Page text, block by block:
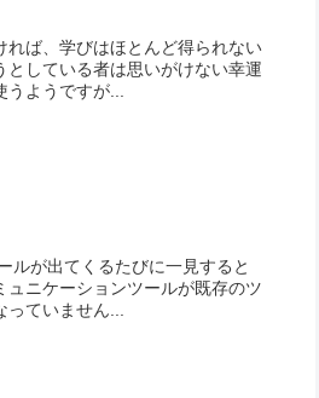
れば、学びはほとんど得られない
している者は思いがけない幸運
ようですが...
ルが出てくるたびに一見すると
ニケーションツールが既存のツ
ていません...